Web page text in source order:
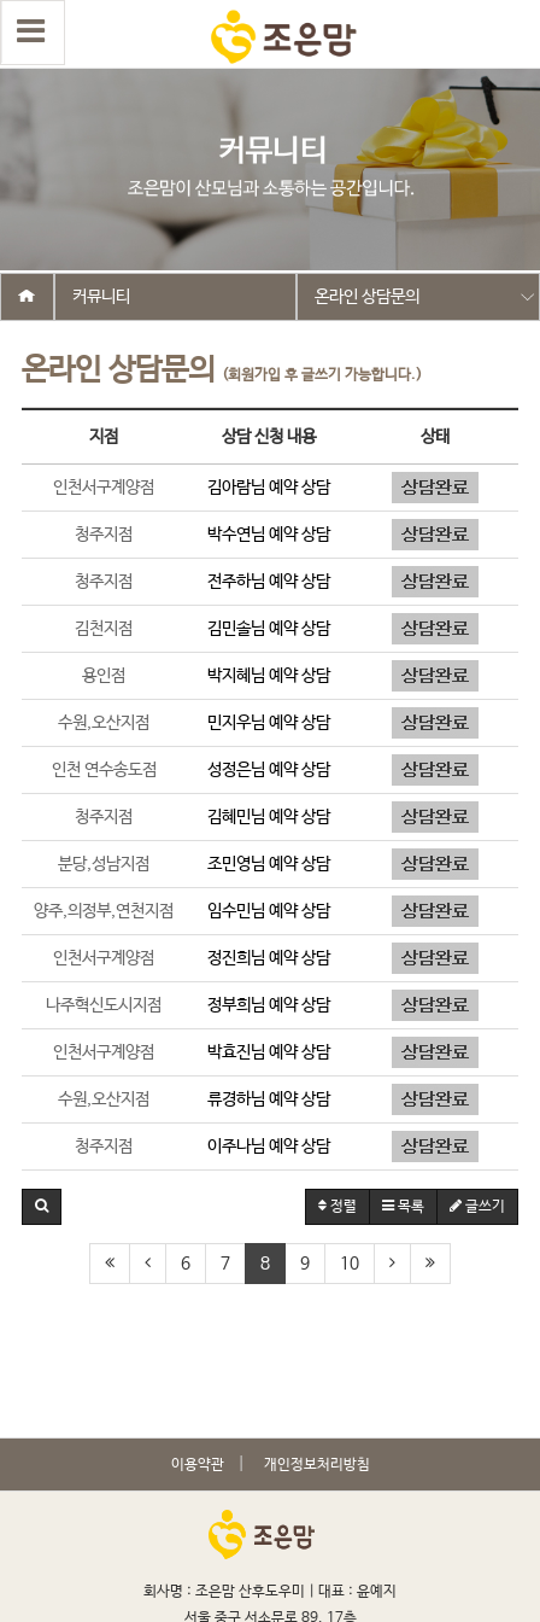
온라인 상담문의 (회원가입 후 글쓰기 가능합니다.)
커뮤니티 온라인 상담문의
지점 상담 신청 내용 상태
인천서구계양점 김아람님 예약 상담
청주지점 박수연님 예약 상담
청주지점 전주하님 예약 상담
김천지점 김민솔님 예약 상담
용인점 박지혜 님 예약 상담
수원,오산지점 민지우님 예약 상담
인천 연수송도점 성정은님 예약 상담
청주지점 김혜민님 예약 상담
분당,성남지점 조민영님 예약 상담
양주,의정부,연천지점 임수민님 예약 상담
인천서구계양점 정진희님 예약 상담
나주혁신도시지점 정부희님 예약 상담
인천서구계양점 박효진님 예약 상담
수원,오산지점 류경하님 예약 상담
청주지점 이주나님 예약 상담
정렬 목록 글쓰기
6 7 8 9 10
이용약관 개인정보처리방침
회사명 : 조은맘 산후도우미 | 대표 : 윤예지
서울 중구 서소문로 89, 17층